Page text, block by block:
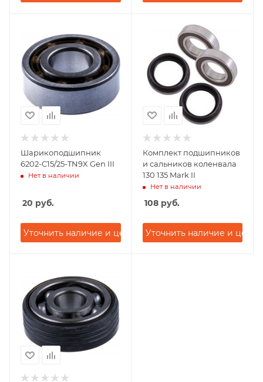
Шарикоподшипник
6202-C15/25-TN9X Gen III
Нет в наличии
20 руб.
Уточнить наличие и цену
Комплект подшипников
и сальников коленвала
130 135 Mark II
Нет в наличии
108руб.
Уточнить наличие и цену